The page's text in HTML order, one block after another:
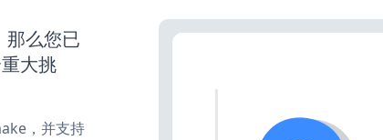
么您已
大挑
，并支持